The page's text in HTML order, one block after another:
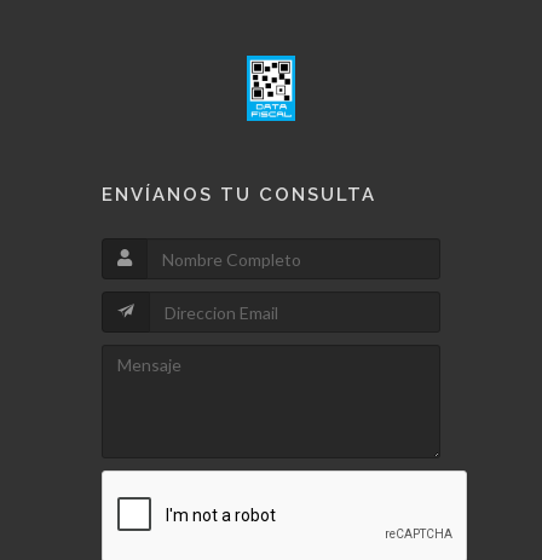
ENVÍANOS TU CONSULTA